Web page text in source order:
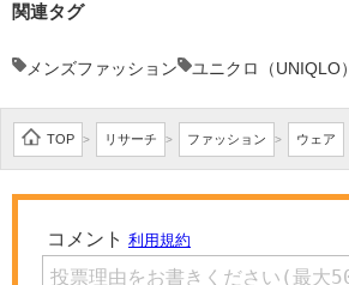
関連タグ
メンズファッション ユニクロ（UNIQLO）
TOP > リサーチ > ファッション > ウェア